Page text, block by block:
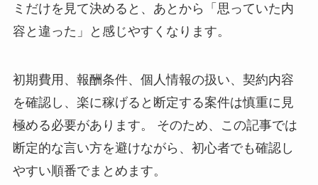
ミだけを見て決めると、あとから「思っていた内
容と違った」と感じやすくなります。
初期費用、報酬条件、個人情報の扱い、契約内容
を確認し、楽に稼げると断定する案件は慎重に見
極める必要があります。 そのため、この記事では
断定的な言い方を避けながら、初心者でも確認し
やすい順番でまとめます。